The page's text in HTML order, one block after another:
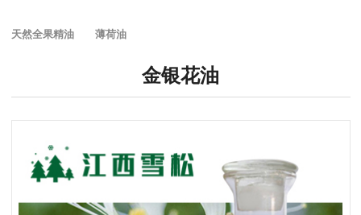
天然全果精油 薄荷油
金银花油